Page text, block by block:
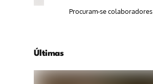
Procuram-se colaboradores
Últimas